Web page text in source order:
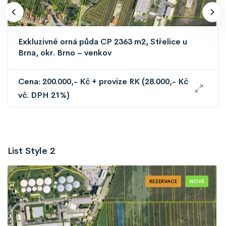
Exkluzivně orná půda CP 2363 m2, Střelice u
Brna, okr. Brno – venkov
Cena: 200.000,- Kč + provize RK (28.000,- Kč
vč. DPH 21%)
List Style 2
REZERVACE NOVÉ